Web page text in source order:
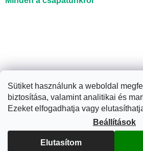
Sütiket használunk a weboldal
biztosítása, valamint analitikai és
Ezeket elfogadhatja vagy
Beállítások
Elutasítom
Shoptet
Copyright 2026Herbatica.hu.
beállítások